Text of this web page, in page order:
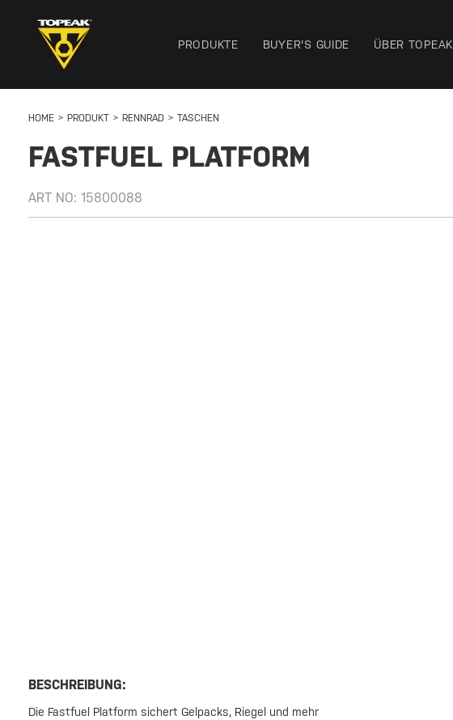
PRODUKTE BUYER'S GUIDE ÜBER TOPEAK
HOME PRODUKT RENNRAD TASCHEN
FASTFUEL PLATFORM
ART NO: 15800088
BESCHREIBUNG:
Die Fastfuel Platform sichert Gelpacks, Riegel und mehr